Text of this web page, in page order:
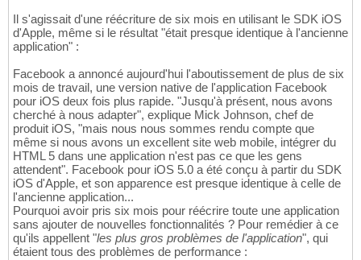
Il s'agissait d'une réécriture de six mois en utilisant le SDK iOS
d'Apple, même si le résultat "était presque identique à l'ancienne
application" :
Facebook a annoncé aujourd'hui l'aboutissement de plus de six
mois de travail, une version native de l'application Facebook
pour iOS deux fois plus rapide. "Jusqu'à présent, nous avons
cherché à nous adapter", explique Mick Johnson, chef de
produit iOS, "mais nous nous sommes rendu compte que
même si nous avons un excellent site web mobile, intégrer du
HTML 5 dans une application n'est pas ce que les gens
attendent". Facebook pour iOS 5.0 a été conçu à partir du SDK
iOS d'Apple, et son apparence est presque identique à celle de
l'ancienne application...
Pourquoi avoir pris six mois pour réécrire toute une application
sans ajouter de nouvelles fonctionnalités ? Pour remédier à ce
qu'ils appellent "les plus gros problèmes de l'application", qui
étaient tous des problèmes de performance :